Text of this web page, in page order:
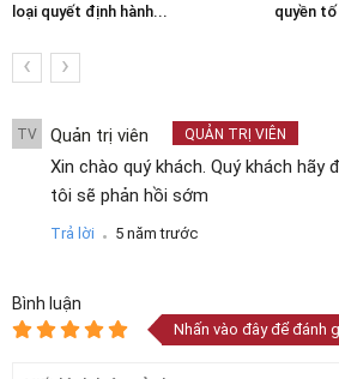
loại quyết định hành...
quyền
‹ ›
TV Quản trị viên QUẢN TRỊ VIÊN
Xin chào quý khách. Quý khách hãy
tôi sẽ phản hồi sớm
Trả lời . 5 năm trước
Bình luận
Nhấn vào đây để đánh